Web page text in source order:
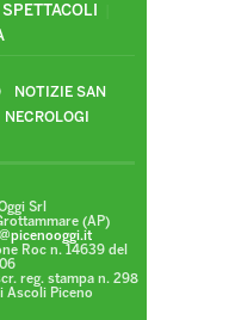
NOTIZIE SAN
NECROLOGI
Srl
(AP)
Roc n. 14639 del
reg. stampa n. 298
Ascoli Piceno